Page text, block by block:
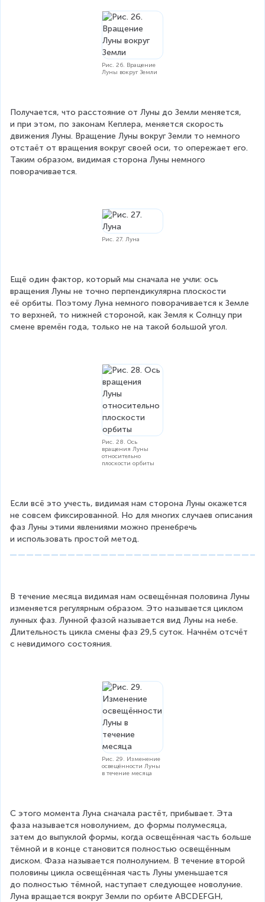
Рис. 26. Вращение
Луны вокруг Земли
Получается, что расстояние от Луны до Земли меняется,
и при этом, по законам Кеплера, меняется скорость
движения Луны. Вращение Луны вокруг Земли то немного
отстаёт от вращения вокруг своей оси, то опережает его.
Таким образом, видимая сторона Луны немного
поворачивается.
Рис. 27. Луна
Ещё один фактор, который мы сначала не учли: ось
вращения Луны не точно перпендикулярна плоскости
её орбиты. Поэтому Луна немного поворачивается к Земле
то верхней, то нижней стороной, как Земля к Солнцу при
смене времён года, только не на такой большой угол.
Рис. 28. Ось
вращения Луны
относительно
плоскости орбиты
Если всё это учесть, видимая нам сторона Луны окажется
не совсем фиксированной. Но для многих случаев описания
фаз Луны этими явлениями можно пренебречь
и использовать простой метод.
В течение месяца видимая нам освещённая половина Луны
изменяется регулярным образом. Это называется циклом
лунных фаз. Лунной фазой называется вид Луны на небе.
Длительность цикла смены фаз 29,5 суток. Начнём отсчёт
с невидимого состояния.
Рис. 29. Изменение
освещённости Луны
в течение месяца
С этого момента Луна сначала растёт, прибывает. Эта
фаза называется новолунием, до формы полумесяца,
затем до выпуклой формы, когда освещённая часть больше
тёмной и в конце становится полностью освещённым
диском. Фаза называется полнолунием. В течение второй
половины цикла освещённая часть Луны уменьшается
до полностью тёмной, наступает следующее новолуние.
Луна вращается вокруг Земли по орбите ABCDEFGH,